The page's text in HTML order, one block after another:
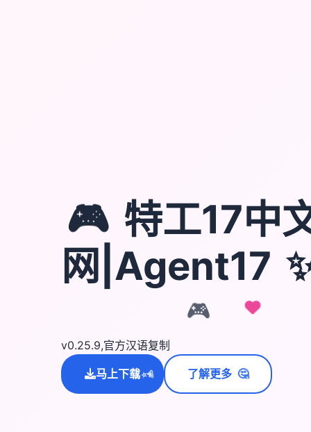
🎮
🎮 特工17中
网|Agent17
v0.25.9,官方汉语复制
马上下载
✨⭐💫 了解更多 🤔